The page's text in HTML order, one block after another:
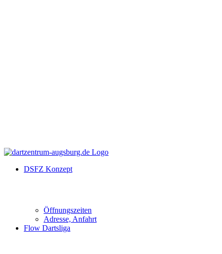
DSFZ Konzept
Öffnungszeiten
Adresse, Anfahrt
Flow Dartsliga